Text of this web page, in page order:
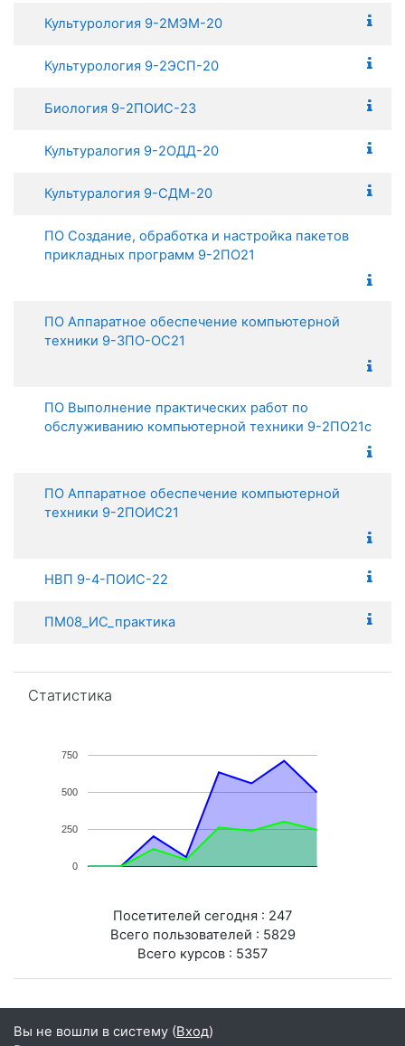
Культурология 9-2МЭМ-20
Культурология 9-2ЭСП-20
Биология 9-2ПОИС-23
Культуралогия 9-2ОДД-20
Культуралогия 9-СДМ-20
ПО Создание, обработка и настройка пакетов
прикладных программ 9-2ПО21
ПО Аппаратное обеспечение компьютерной
техники 9-3ПО-ОС21
ПО Выполнение практических работ по
обслуживанию компьютерной техники 9-2ПО21с
ПО Аппаратное обеспечение компьютерной
техники 9-2ПОИС21
НВП 9-4-ПОИС-22
ПМ08_ИС_практика
Статистика
0
250
500
750
Посетителей сегодня : 247
Всего пользователей : 5829
Всего курсов : 5357
Вы не вошли в систему (Вход)